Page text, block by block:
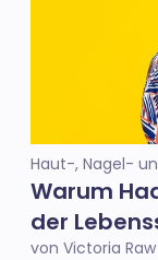
Haut-, Nagel-
Warum
der
von Victoria Raw